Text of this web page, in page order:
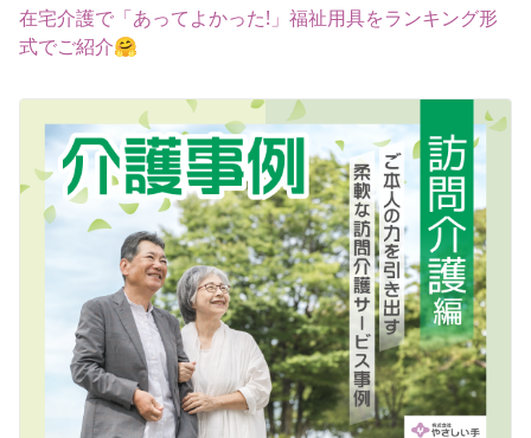
在宅介護で「あってよかった!」福祉用具をランキング形
式でご紹介🤗